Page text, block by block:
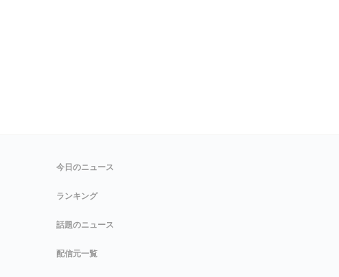
今日のニュース
ランキング
話題のニュース
配信元一覧